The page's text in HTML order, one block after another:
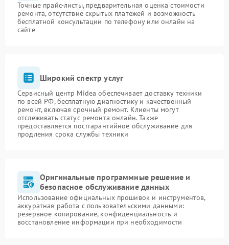
Точные прайс-листы, предварительная оценка стоимости
ремонта, отсутствие скрытых платежей и возможность
бесплатной консультации по телефону или онлайн на
сайте
Широкий спектр услуг
Сервисный центр Midea обеспечивает доставку техники
по всей РФ, бесплатную диагностику и качественный
ремонт, включая срочный ремонт. Клиенты могут
отслеживать статус ремонта онлайн. Также
предоставляется постгарантийное обслуживание для
продления срока службы техники
Оригинальные программные решение и
безопасное обслуживание данных
Использование официальных прошивок и инструментов,
аккуратная работа с пользовательскими данными:
резервное копирование, конфиденциальность и
восстановление информации при необходимости